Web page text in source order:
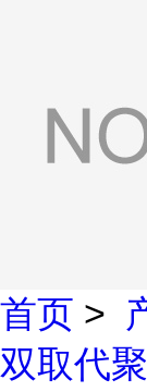
首页 >
双取代